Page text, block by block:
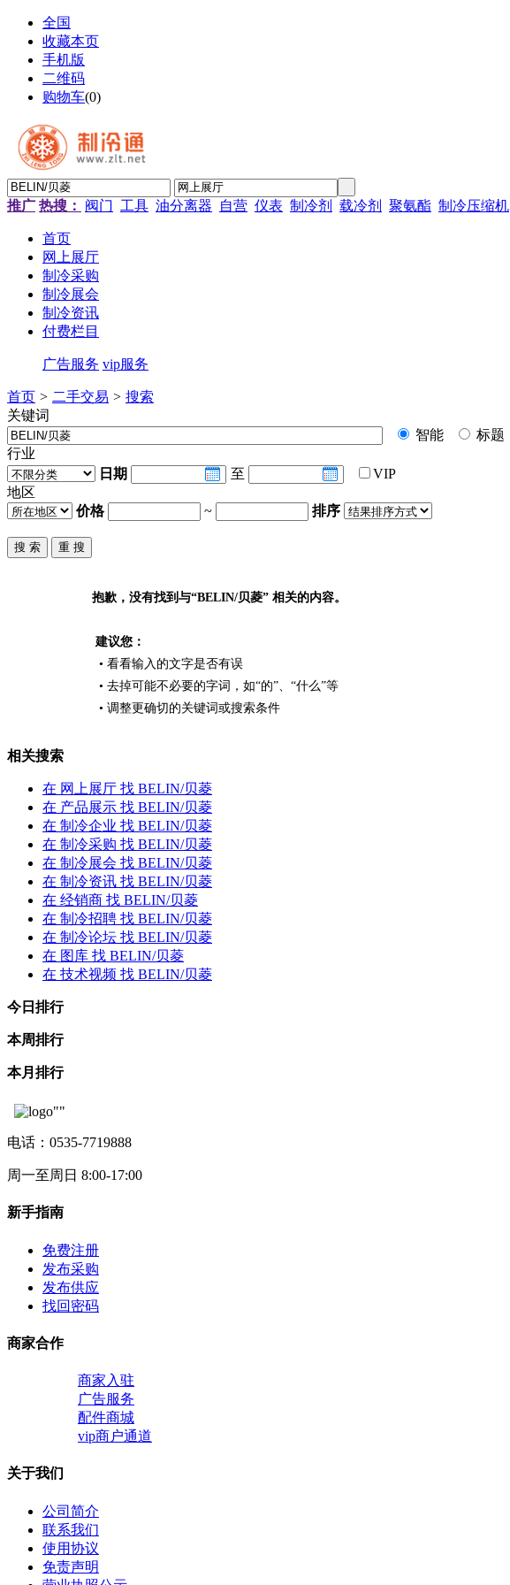
全国
收藏本页
手机版
二维码
购物车(0)
推广 热搜： 阀门 工具 油分离器 自营 仪表 制冷剂 载冷剂 聚氨酯 制冷压缩机
首页
网上展厅
制冷采购
制冷展会
制冷资讯
付费栏目
广告服务 vip服务
首页 > 二手交易 > 搜索
关键词
智能
标题
行业
日期
至
VIP
地区
价格
~ 排序
抱歉，没有找到与“BELIN/贝菱” 相关的内容。
建议您：
• 看看输入的文字是否有误
• 去掉可能不必要的字词，如“的”、“什么”等
• 调整更确切的关键词或搜索条件
相关搜索
在 网上展厅 找 BELIN/贝菱
在 产品展示 找 BELIN/贝菱
在 制冷企业 找 BELIN/贝菱
在 制冷采购 找 BELIN/贝菱
在 制冷展会 找 BELIN/贝菱
在 制冷资讯 找 BELIN/贝菱
在 经销商 找 BELIN/贝菱
在 制冷招聘 找 BELIN/贝菱
在 制冷论坛 找 BELIN/贝菱
在 图库 找 BELIN/贝菱
在 技术视频 找 BELIN/贝菱
今日排行
本周排行
本月排行
电话：0535-7719888
周一至周日 8:00-17:00
新手指南
免费注册
发布采购
发布供应
找回密码
商家合作
商家入驻
广告服务
配件商城
vip商户通道
关于我们
公司简介
联系我们
使用协议
免责声明